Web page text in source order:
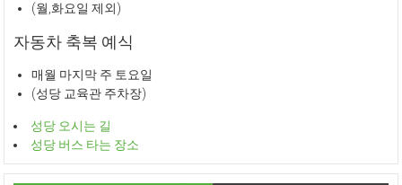
(월,화요일 제외)
자동차 축복 예식
매월 마지막 주 토요일
(성당 교육관 주차장)
성당 오시는 길
성당 버스 타는 장소